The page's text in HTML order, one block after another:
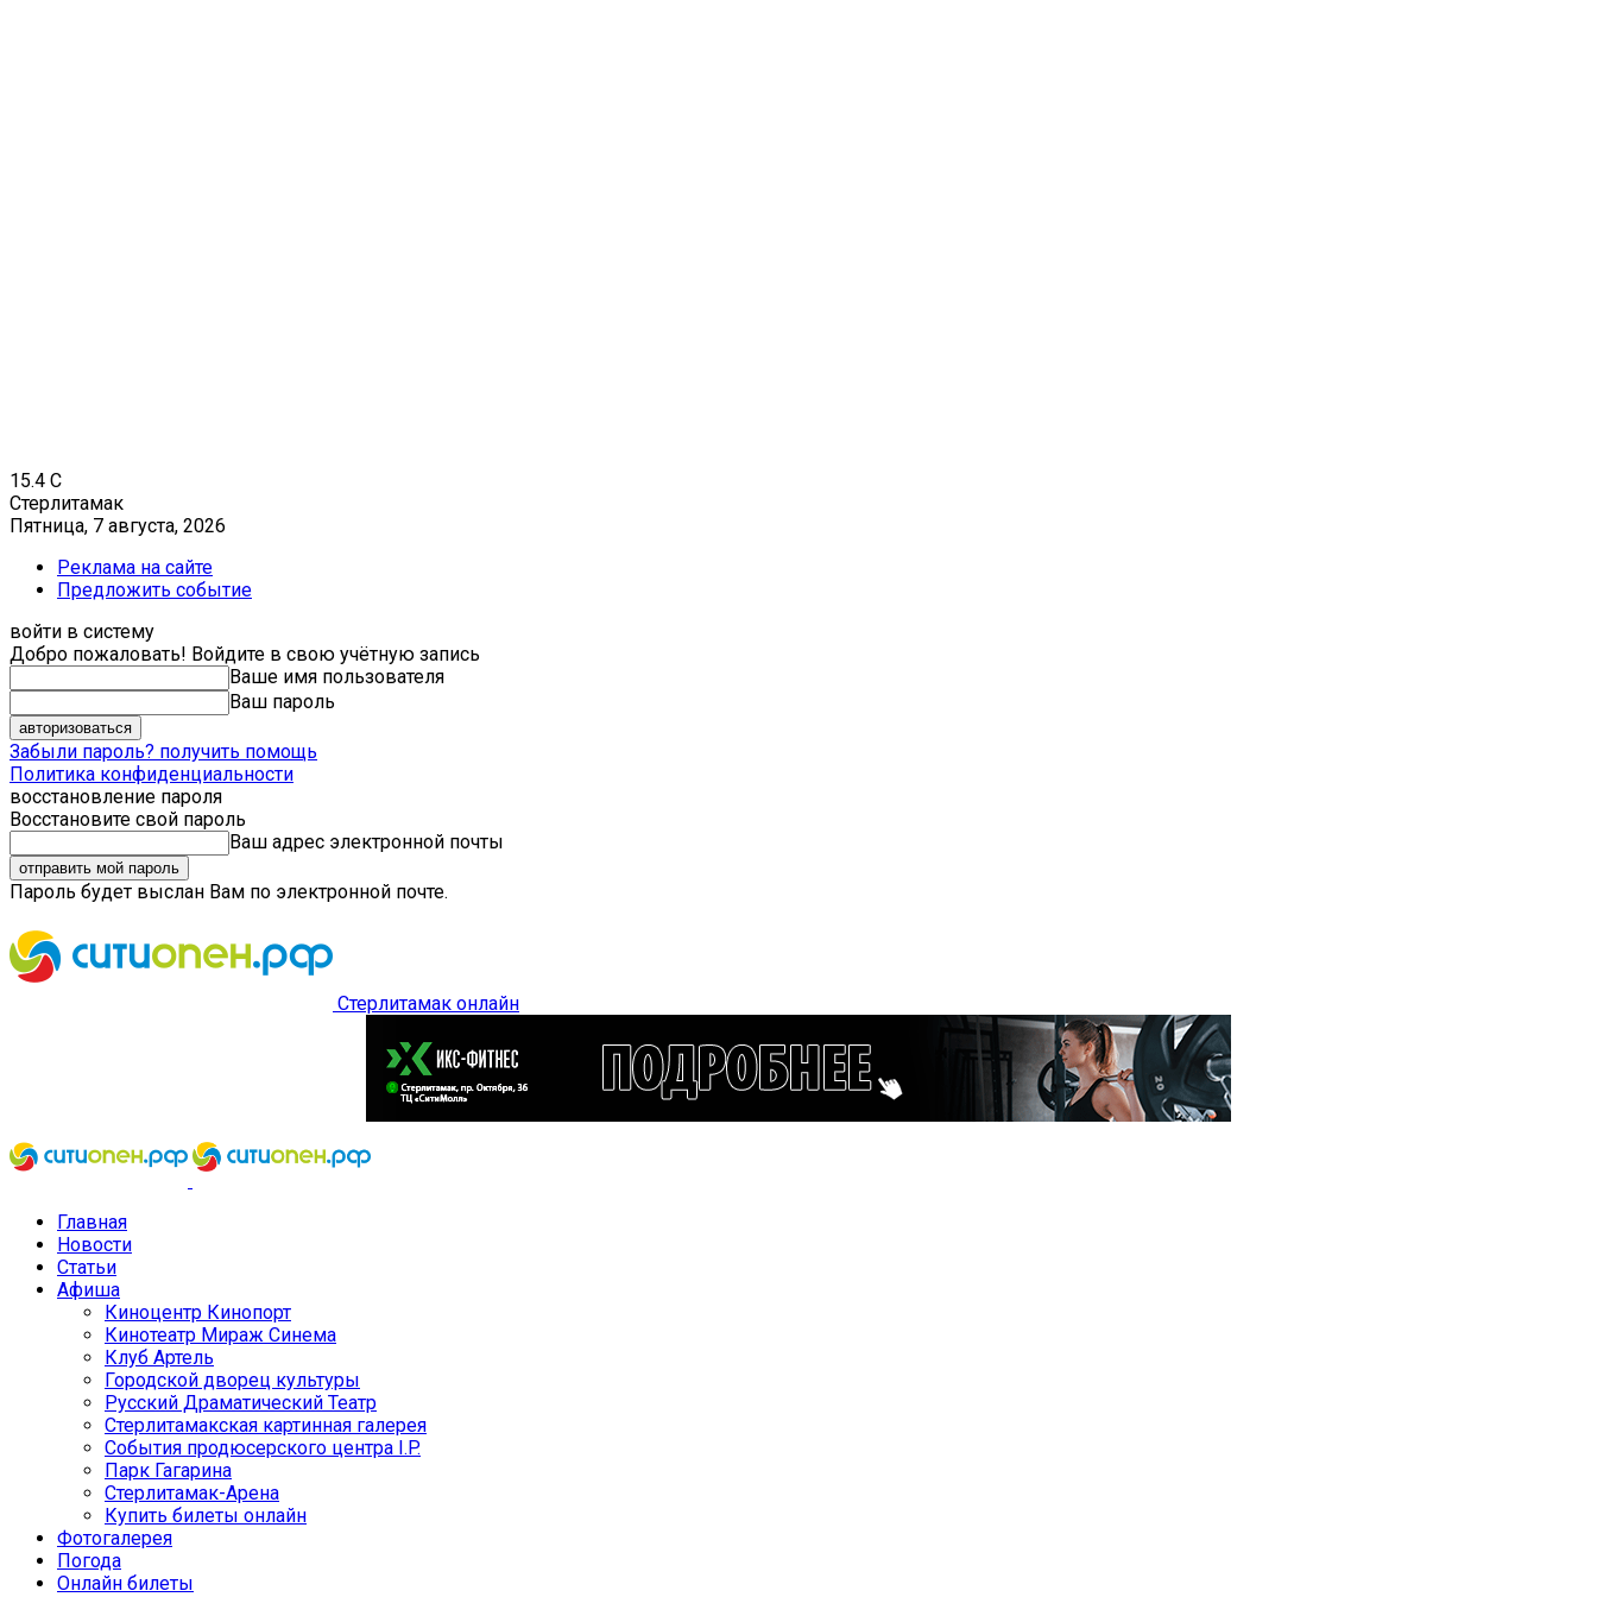
15.4 C
Стерлитамак
Пятница, 7 августа, 2026
Реклама на сайте
Предложить событие
войти в систему
Добро пожаловать! Войдите в свою учётную запись
Ваше имя пользователя
Ваш пароль
Забыли пароль? получить помощь
Политика конфиденциальности
восстановление пароля
Восстановите свой пароль
Ваш адрес электронной почты
Пароль будет выслан Вам по электронной почте.
Стерлитамак онлайн
Главная
Новости
Статьи
Афиша
Киноцентр Кинопорт
Кинотеатр Мираж Синема
Клуб Артель
Городской дворец культуры
Русский Драматический Театр
Стерлитамакская картинная галерея
События продюсерского центра I.P.
Парк Гагарина
Стерлитамак-Арена
Купить билеты онлайн
Фотогалерея
Погода
Онлайн билеты